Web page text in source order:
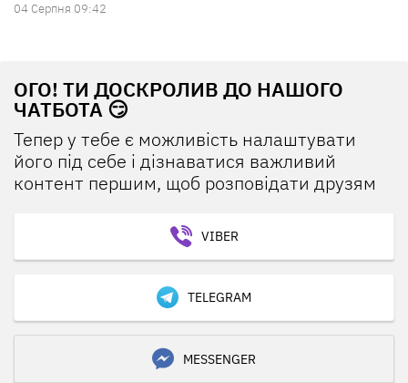
04 Серпня 09:42
ОГО! ТИ ДОСКРОЛИВ ДО НАШОГО
ЧАТБОТА 😏
Тепер у тебе є можливість налаштувати
його під себе і дізнаватися важливий
контент першим, щоб розповідати друзям
VIBER
TELEGRAM
MESSENGER